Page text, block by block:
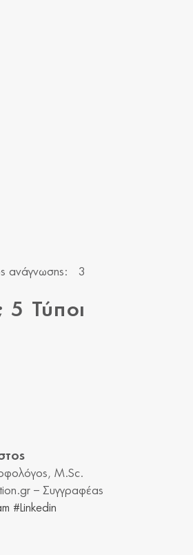
ανάγνωσης:
3
5 Τύποι
M.Sc.
– Συγγραφέας
#Linkedin